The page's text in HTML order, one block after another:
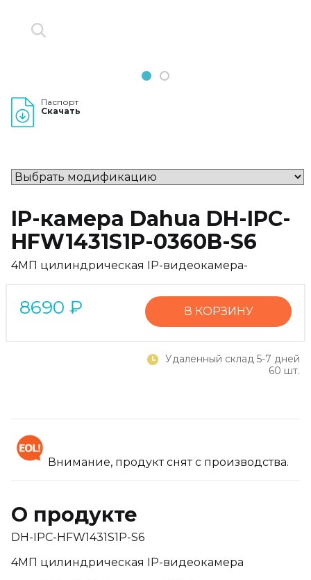
1 2
Паспорт
Скачать
IP-камера Dahua DH-IPC-
HFW1431S1P-0360B-S6
4МП цилиндрическая IP-видеокамера-
8690 ₽ В КОРЗИНУ
Удаленный склад 5-7 дней
60 шт.
Внимание, продукт снят с производства.
О продукте
DH-IPC-HFW1431S1P-S6
4МП цилиндрическая IP-видеокамера